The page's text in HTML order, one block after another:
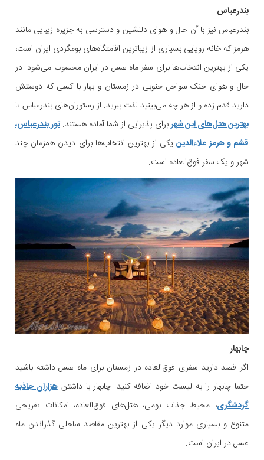
بندرعباس
بندرعباس نیز با آن حال و هوای دلنشین و دسترسی به جزیره‌ زیبایی مانند
هرمز که خانه رویایی بسیاری از زیباترین اقامتگاه‌های بومگردی ایران است،
یکی از بهترین انتخاب‌ها برای سفر ماه عسل در ایران محسوب می‌شود. در
حال و هوای خنک سواحل جنوبی در زمستان و بهار با کسی که دوستش
دارید قدم زده و از هر چه می‌بینید لذت ببرید. از رستوران‌های بندرعباس تا
بهترین هتل‌های این شهربرای پذیرایی از شما آماده هستند. تور بندرعباس،
قشم و هرمز علاءالدینیکی از بهترین انتخاب‌ها برای دیدن همزمان چند
شهر و یک سفر فوق‌العاده است.
چابهار
اگر قصد دارید سفری فوق‌العاده در زمستان برای ماه عسل داشته باشید
حتما چابهار را به لیست خود اضافه کنید. چابهار با داشتنهزاران جاذبه
گردشگری، محیط جذاب بومی، هتل‌های فوق‌العاده، امکانات تفریحی
متنوع و بسیاری موارد دیگر یکی از بهترین مقاصد ساحلی گذراندن ماه
عسل در ایران است.